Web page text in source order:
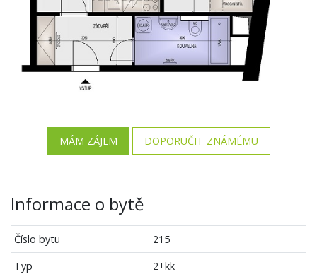
MÁM ZÁJEM DOPORUČIT ZNÁMÉMU
Informace o bytě
Číslo bytu
215
Typ
2+kk